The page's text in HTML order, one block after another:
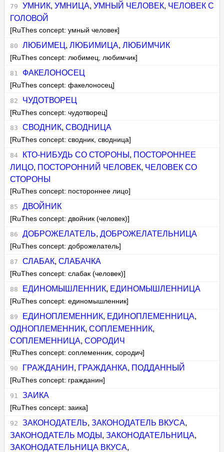
УМНИК, УМНИЦА, УМНЫЙ ЧЕЛОВЕК, ЧЕЛОВЕК С
ГОЛОВОЙ
[RuThes concept: умный человек]
ЛЮБИМЕЦ , ЛЮБИМИЦА, ЛЮБИМЧИК
[RuThes concept: любимец, любимчик]
ФАКЕЛОНОСЕЦ
[RuThes concept: факелоносец]
ЧУДОТВОРЕЦ
[RuThes concept: чудотворец]
СВОДНИК, СВОДНИЦА
[RuThes concept: сводник, сводница]
КТО-НИБУДЬ СО СТОРОНЫ , ПОСТОРОННЕЕ
ЛИЦО, ПОСТОРОННИЙ ЧЕЛОВЕК, ЧЕЛОВЕК СО
СТОРОНЫ
[RuThes concept: постороннее лицо]
ДВОЙНИК
[RuThes concept: двойник (человек)]
ДОБРОЖЕЛАТЕЛЬ, ДОБРОЖЕЛАТЕЛЬНИЦА
[RuThes concept: доброжелатель]
СЛАБАК, СЛАБАЧКА
[RuThes concept: слабак (человек)]
ЕДИНОМЫШЛЕННИК, ЕДИНОМЫШЛЕННИЦА
[RuThes concept: единомышленник]
ЕДИНОПЛЕМЕННИК, ЕДИНОПЛЕМЕННИЦА,
ОДНОПЛЕМЕННИК,СОПЛЕМЕННИК,
СОПЛЕМЕННИЦА,СОРОДИЧ
[RuThes concept: соплеменник, сородич]
ГРАЖДАНИН , ГРАЖДАНКА, ПОДДАННЫЙ
[RuThes concept: гражданин]
ЗАИКА
[RuThes concept: заика]
ЗАКОНОДАТЕЛЬ, ЗАКОНОДАТЕЛЬ ВКУСА,
ЗАКОНОДАТЕЛЬ МОДЫ ,ЗАКОНОДАТЕЛЬНИЦА,
ЗАКОНОДАТЕЛЬНИЦА ВКУСА,